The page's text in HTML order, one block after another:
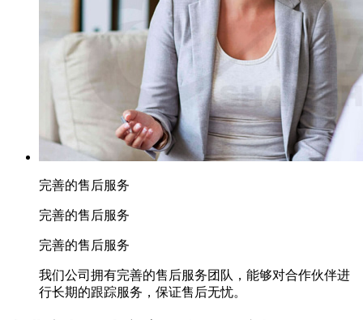
完善的售后服务
完善的售后服务
完善的售后服务
我们公司拥有完善的售后服务团队，能够对合作伙伴进
行长期的跟踪服务，保证售后无忧。